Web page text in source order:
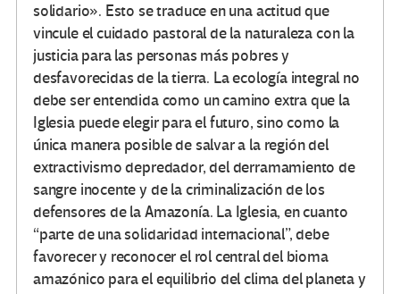
solidario». Esto se traduce en una actitud que
vincule el cuidado pastoral de la naturaleza con la
justicia para las personas más pobres y
desfavorecidas de la tierra. La ecología integral no
debe ser entendida como un camino extra que la
Iglesia puede elegir para el futuro, sino como la
única manera posible de salvar a la región del
extractivismo depredador, del derramamiento de
sangre inocente y de la criminalización de los
defensores de la Amazonía. La Iglesia, en cuanto
“parte de una solidaridad internacional”, debe
favorecer y reconocer el rol central del bioma
amazónico para el equilibrio del clima del planeta y